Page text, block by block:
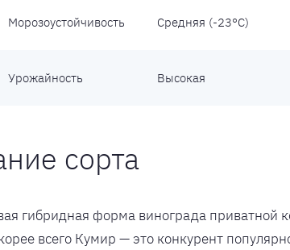
Морозоустойчивость Средняя (-23°С)
Урожайность Высокая
сорта
гибридная форма винограда приватной
всего Кумир — это конкурент